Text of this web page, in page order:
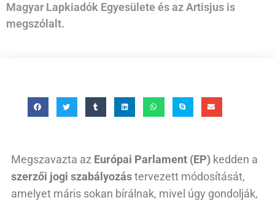
Magyar Lapkiadók Egyesülete és az Artisjus is
megszólalt.
Megszavazta az Európai Parlament (EP) kedden a
szerzői jogi szabályozástervezett módosítását,
amelyet máris sokan bírálnak, mivel úgy gondolják,